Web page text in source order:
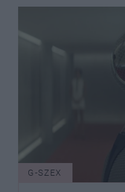
G-SZEX